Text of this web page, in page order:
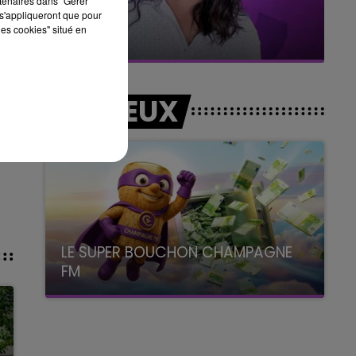
7h00 - 11h00
BEST OF
LES JEUX
LE SUPER BOUCHON CHAMPAGNE
FM
avec La Famille Champagne FM, à 8H10
que pour
cookies" situé en